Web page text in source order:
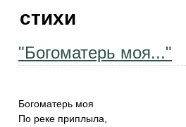
стихи
"Богоматерь моя..."
Богоматерь моя
По реке приплыла,